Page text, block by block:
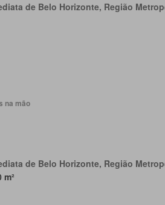
de Belo Horizonte, Região
na mão
de Belo Horizonte, Região
m²